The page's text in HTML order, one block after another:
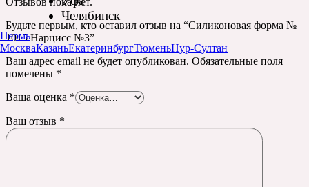
Челябинск
Пермь
МоскваКазаньЕкатеринбургТюменьНур-Султан
Будьте первым, кто оставил отзыв на “Силиконовая форма №
1015 Нарцисс №3”
Ваш адрес email не будет опубликован. Обязательные поля
помечены *
Ваша оценка *
Ваш отзыв *